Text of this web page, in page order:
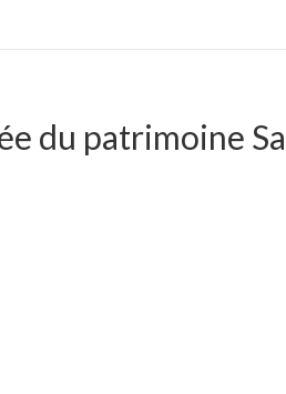
du patrimoine